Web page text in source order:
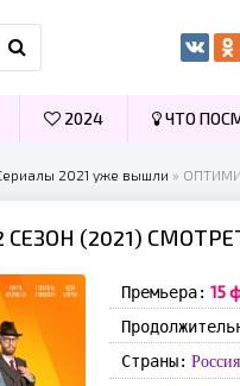
2021 уже вышли »
(2021)
Премьера: 15
Страны: Россия
2024 ЧТО